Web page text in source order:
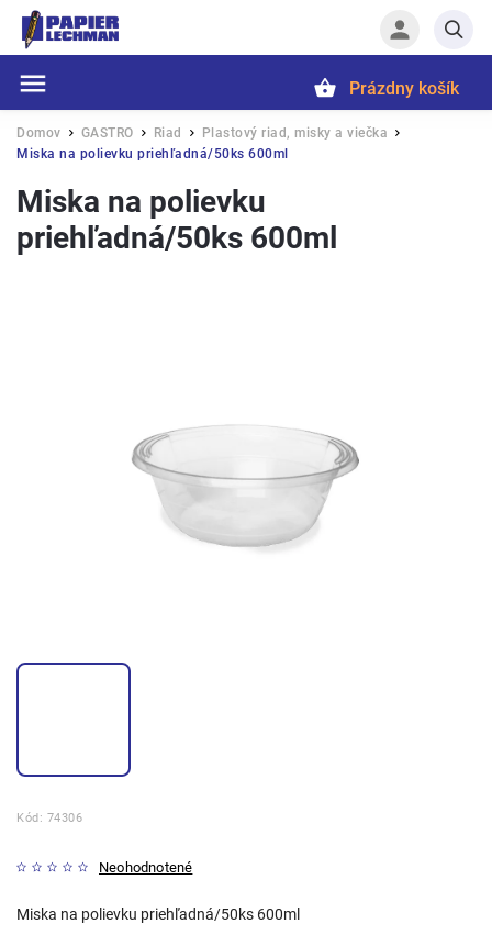
Prázdny košík
Domov / GASTRO / Riad / Plastový riad, misky a viečka /
Miska na polievku priehľadná/50ks 600ml
Miska na polievku
priehľadná/50ks 600ml
Kód: 74306
Neohodnotené
Miska na polievku priehľadná/50ks 600ml